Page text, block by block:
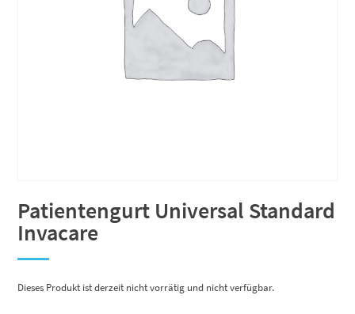
Patientengurt Universal Standard
Invacare
Dieses Produkt ist derzeit nicht vorrätig und nicht verfügbar.